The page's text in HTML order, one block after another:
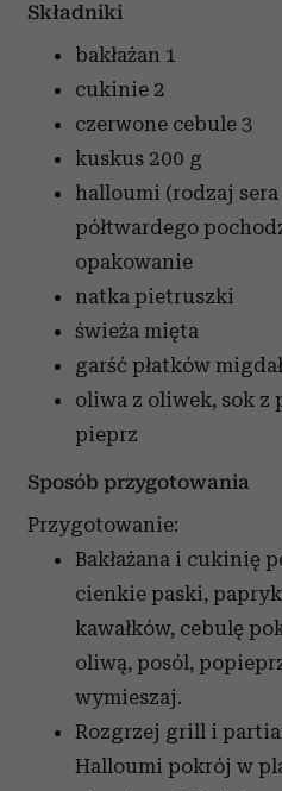
Składniki
bakłażan 1
cukinie 2
czerwone cebule 3
kuskus 200 g
halloumi (rodzaj
półtwardego
opakowanie
natka pietruszki
świeża mięta
garść płatków
oliwa z oliwek, sok z
pieprz
Sposób przygotowania
Przygotowanie:
Bakłażana i cukinię
cienkie paski,
kawałków, cebulę
oliwą, posól,
wymieszaj.
Rozgrzej grill i
Halloumi pokrój w